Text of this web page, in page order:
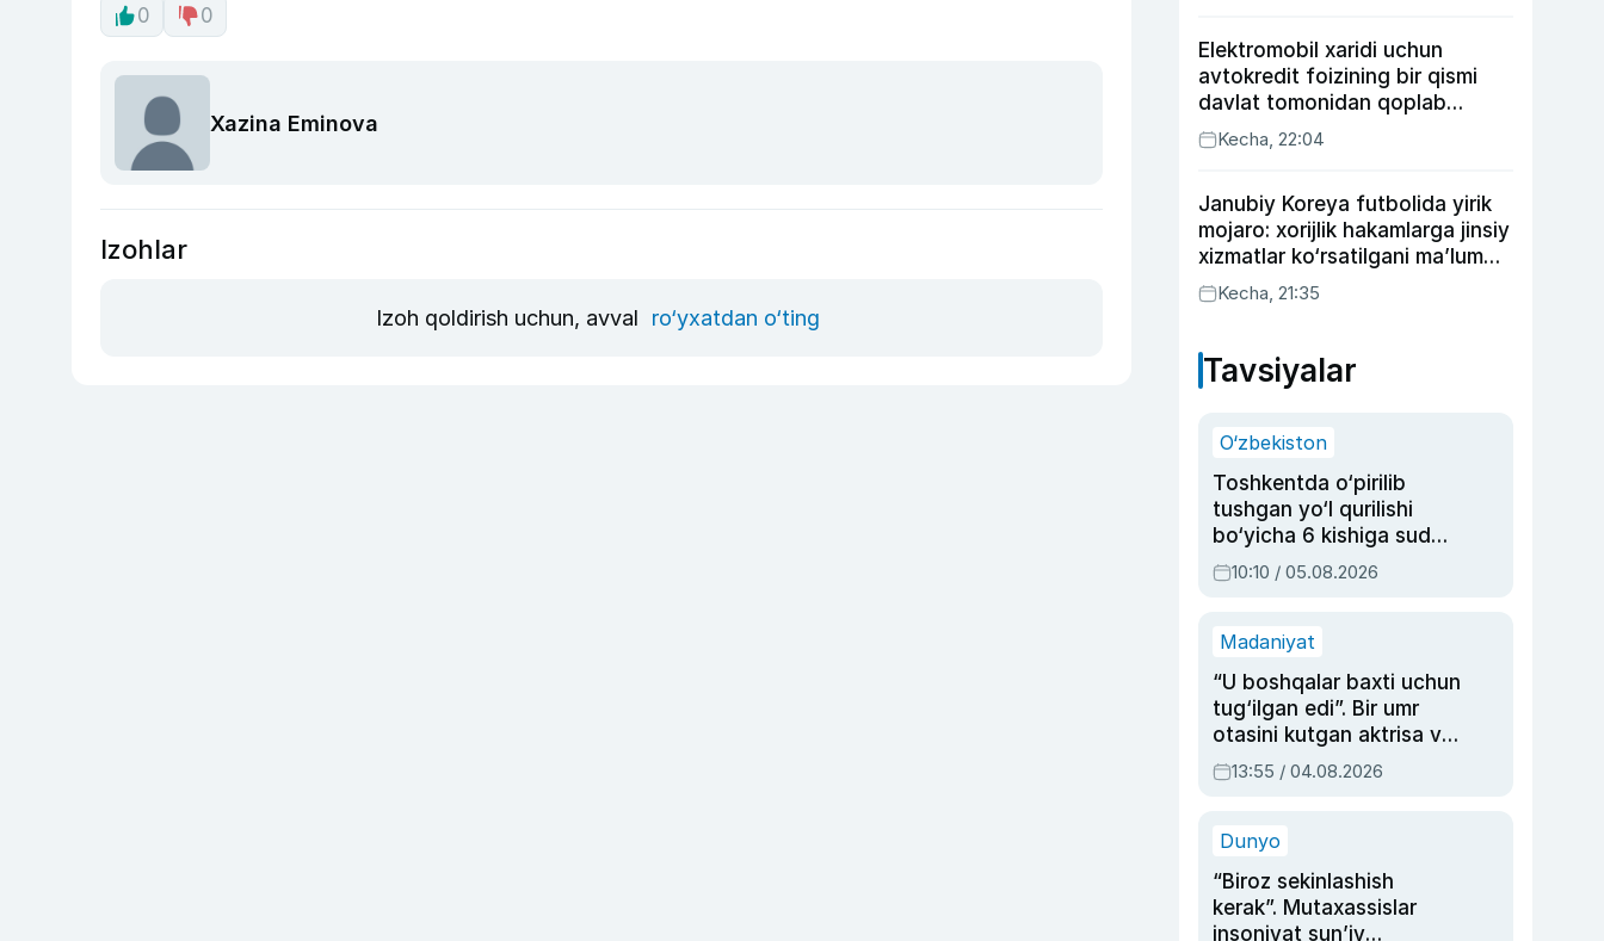
0 0
Xazina Eminova
Izohlar
Izoh qoldirish uchun, avval ro‘yxatdan o‘ting
Elektromobil xaridi uchun
avtokredit foizining bir qismi
davlat tomonidan qoplab
berilishi mumkin
Kecha, 22:04
Janubiy Koreya futbolida yirik
mojaro: xorijlik hakamlarga jinsiy
xizmatlar ko‘rsatilgani ma’lum
qilindi
Kecha, 21:35
Tavsiyalar
O‘zbekiston
Toshkentda o‘pirilib
tushgan yo‘l qurilishi
bo‘yicha 6 kishiga sud
hukmi o‘qildi
10:10 / 05.08.2026
Madaniyat
“U boshqalar baxti uchun
tug‘ilgan edi”. Bir umr
otasini kutgan aktrisa va
dublyaj ustasi Rimma
Ahmedovaning
13:55 / 04.08.2026
Dunyo
“Biroz sekinlashish
kerak”. Mutaxassislar
insoniyat sun’iy